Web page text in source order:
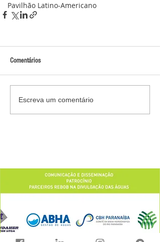
Pavilhão Latino-Americano
Comentários
Escreva um comentário